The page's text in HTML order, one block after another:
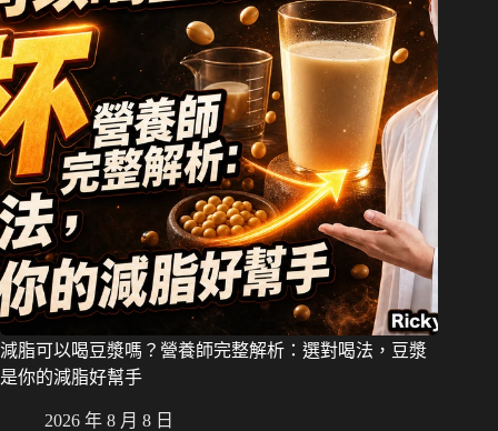
減脂可以喝豆漿嗎？營養師完整解析：選對喝法，豆漿
是你的減脂好幫手
2026 年 8 月 8 日